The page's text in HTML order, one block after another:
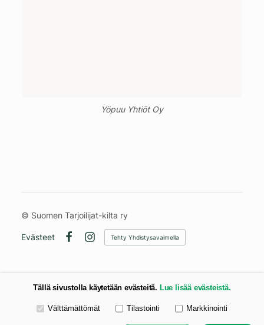
Yöpuu Yhtiöt Oy
© Suomen Tarjoilijat-kilta ry
Evästeet
Instagram
Tehty Yhdistysavaimella
Tällä sivustolla käytetään evästeitä. Lue lisää evästeistä.
Valitse käytettävät evästeet
Välttämättömät Tilastointi Markkinointi